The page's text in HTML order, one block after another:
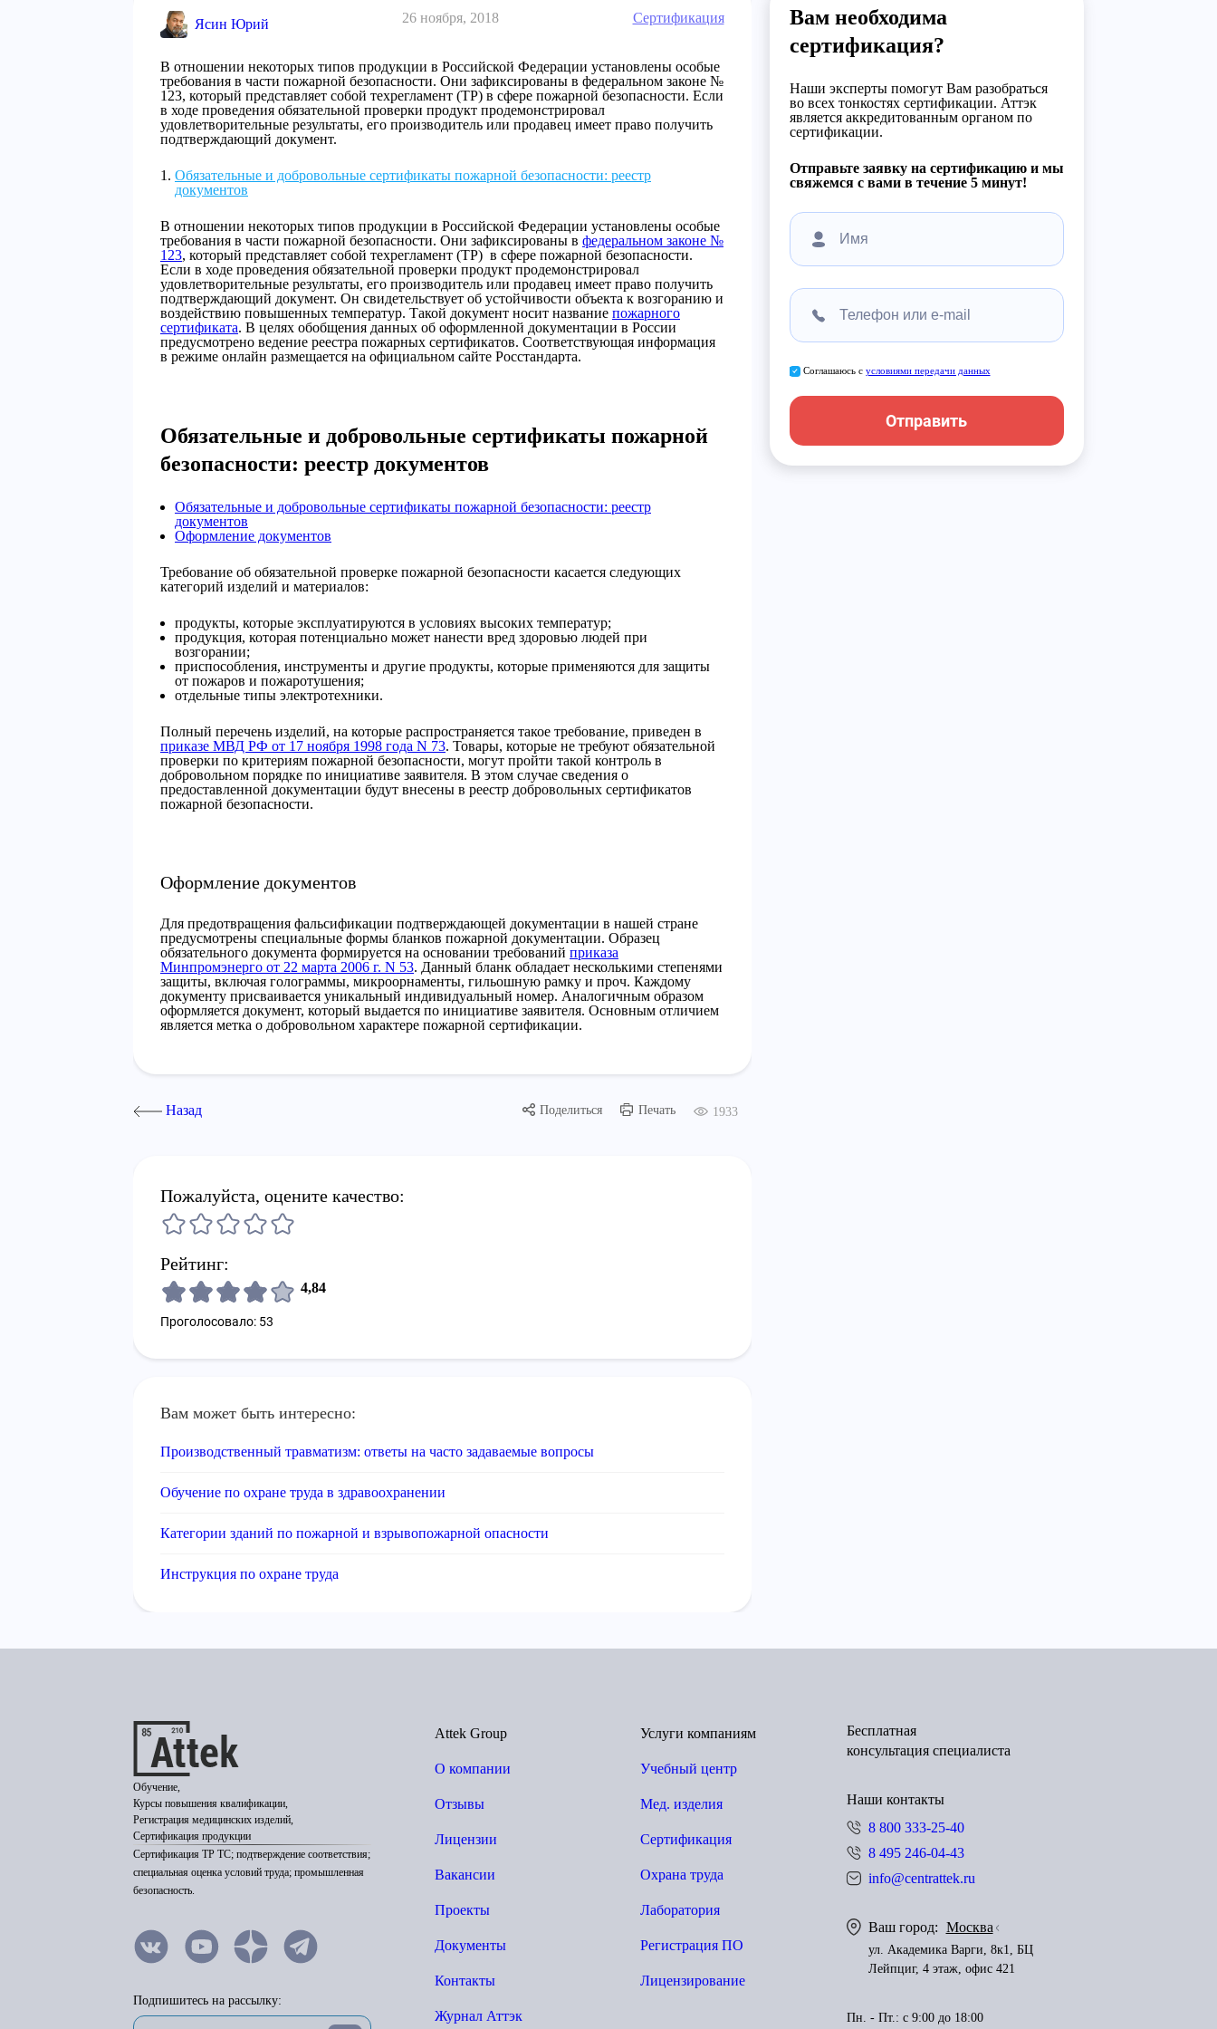
Ясин Юрий 26 ноября, 2018 Сертификация
В отношении некоторых типов продукции в Российской Федерации установлены особые
требования в части пожарной безопасности. Они зафиксированы в федеральном законе №
123, который представляет собой техрегламент (ТР) в сфере пожарной безопасности. Если
в ходе проведения обязательной проверки продукт продемонстрировал
удовлетворительные результаты, его производитель или продавец имеет право получить
подтверждающий документ.
Обязательные и добровольные сертификаты пожарной безопасности: реестр
документов
В отношении некоторых типов продукции в Российской Федерации установлены особые
требования в части пожарной безопасности. Они зафиксированы в федеральном законе №
123, который представляет собой техрегламент (ТР) в сфере пожарной безопасности.
Если в ходе проведения обязательной проверки продукт продемонстрировал
удовлетворительные результаты, его производитель или продавец имеет право получить
подтверждающий документ. Он свидетельствует об устойчивости объекта к возгоранию и
воздействию повышенных температур. Такой документ носит название пожарного
сертификата. В целях обобщения данных об оформленной документации в России
предусмотрено ведение реестра пожарных сертификатов. Соответствующая информация
в режиме онлайн размещается на официальном сайте Росстандарта.
Обязательные и добровольные сертификаты пожарной
безопасности: реестр документов
Обязательные и добровольные сертификаты пожарной безопасности: реестр
документов
Оформление документов
Требование об обязательной проверке пожарной безопасности касается следующих
категорий изделий и материалов:
продукты, которые эксплуатируются в условиях высоких температур;
продукция, которая потенциально может нанести вред здоровью людей при
возгорании;
приспособления, инструменты и другие продукты, которые применяются для защиты
от пожаров и пожаротушения;
отдельные типы электротехники.
Полный перечень изделий, на которые распространяется такое требование, приведен в
приказе МВД РФ от 17 ноября 1998 года N 73. Товары, которые не требуют обязательной
проверки по критериям пожарной безопасности, могут пройти такой контроль в
добровольном порядке по инициативе заявителя. В этом случае сведения о
предоставленной документации будут внесены в реестр добровольных сертификатов
пожарной безопасности.
Оформление документов
Для предотвращения фальсификации подтверждающей документации в нашей стране
предусмотрены специальные формы бланков пожарной документации. Образец
обязательного документа формируется на основании требований приказа
Минпромэнерго от 22 марта 2006 г. N 53. Данный бланк обладает несколькими степенями
защиты, включая голограммы, микроорнаменты, гильошную рамку и проч. Каждому
документу присваивается уникальный индивидуальный номер. Аналогичным образом
оформляется документ, который выдается по инициативе заявителя. Основным отличием
является метка о добровольном характере пожарной сертификации.
Назад Поделиться Печать 1933
Пожалуйста, оцените качество:
Рейтинг:
4,84
Проголосовало: 53
Вам может быть интересно:
Производственный травматизм: ответы на часто задаваемые вопросы
Обучение по охране труда в здравоохранении
Категории зданий по пожарной и взрывопожарной опасности
Инструкция по охране труда
Вам необходима
сертификация?
Наши эксперты помогут Вам разобраться
во всех тонкостях сертификации. Аттэк
является аккредитованным органом по
сертификации.
Отправьте заявку на сертификацию и мы
свяжемся с вами в течение 5 минут!
Соглашаюсь с условиями передачи данных
Отправить
Обучение,
Курсы повышения квалификации,
Регистрация медицинских изделий,
Сертификация продукции
Сертификация ТР ТС; подтверждение соответствия;
специальная оценка условий труда; промышленная
безопасность.
Подпишитесь на рассылку:
Attek Group
О компании
Отзывы
Лицензии
Вакансии
Проекты
Документы
Контакты
Журнал Аттэк
Услуги компаниям
Учебный центр
Мед. изделия
Сертификация
Охрана труда
Лаборатория
Регистрация ПО
Лицензирование
Бесплатная
консультация специалиста
Наши контакты
8 800 333-25-40
8 495 246-04-43
info@centrattek.ru
Ваш город: Москва
ул. Академика Варги, 8к1, БЦ
Лейпциг, 4 этаж, офис 421
Пн. - Пт.: с 9:00 до 18:00